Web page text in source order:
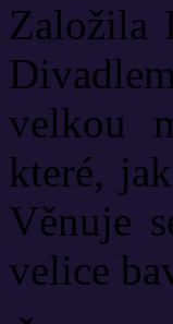
Založila
velkou
které,
Věnuje
velice